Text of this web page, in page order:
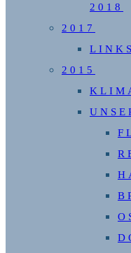
2018
2017
2015